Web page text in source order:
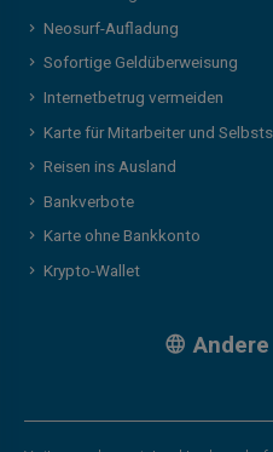
Neosurf-Aufladung
Sofortige Geldüberweisung
Internetbetrug vermeiden
Karte für Mitarbeiter und
Reisen ins Ausland
Bankverbote
Karte ohne Bankkonto
Krypto-Wallet